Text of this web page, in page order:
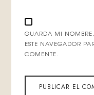
GUARDA MI
ESTE NAVEGADOR
COMENTE.